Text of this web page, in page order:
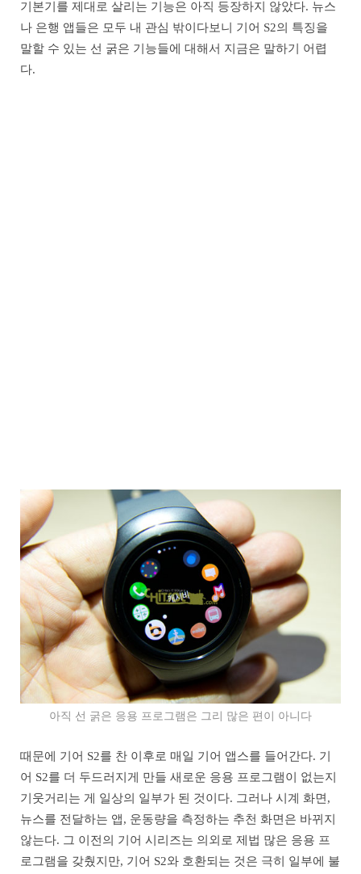
기본기를 제대로 살리는 기능은 아직 등장하지 않았다. 뉴스
나 은행 앱들은 모두 내 관심 밖이다보니 기어 S2의 특징을
말할 수 있는 선 굵은 기능들에 대해서 지금은 말하기 어렵
다.
아직 선 굵은 응용 프로그램은 그리 많은 편이 아니다
때문에 기어 S2를 찬 이후로 매일 기어 앱스를 들어간다. 기
어 S2를 더 두드러지게 만들 새로운 응용 프로그램이 없는지
기웃거리는 게 일상의 일부가 된 것이다. 그러나 시계 화면,
뉴스를 전달하는 앱, 운동량을 측정하는 추천 화면은 바뀌지
않는다. 그 이전의 기어 시리즈는 의외로 제법 많은 응용 프
로그램을 갖췄지만, 기어 S2와 호환되는 것은 극히 일부에 불